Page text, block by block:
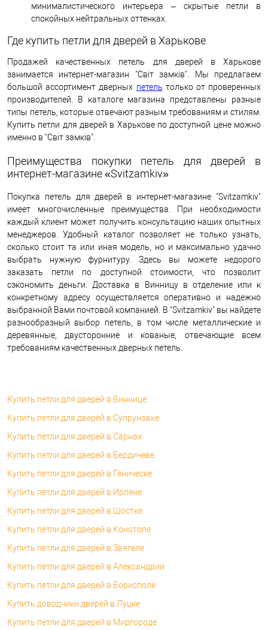
минималистического интерьера – скрытые петли в
спокойных нейтральных оттенках.
Где купить петли для дверей в Харькове
Продажей качественных петель для дверей в Харькове
занимается интернет-магазин "Світ замків". Мы предлагаем
большой ассортимент дверных петель только от проверенных
производителей. В каталоге магазина представлены разные
типы петель, которые отвечают разным требованиям и стилям.
Купить петли для дверей в Харькове по доступной цене можно
именно в "Світ замків".
Преимущества покупки петель для дверей в
интернет-магазине «Svitzamkiv»
Покупка петель для дверей в интернет-магазине "Svitzamkiv"
имеет многочисленные преимущества. При необходимости
каждый клиент может получить консультацию наших опытных
менеджеров. Удобный каталог позволяет не только узнать,
сколько стоит та или иная модель, но и максимально удачно
выбрать нужную фурнитуру. Здесь вы можете недорого
заказать петли по доступной стоимости, что позволит
сэкономить деньги. Доставка в Винницу в отделение или к
конкретному адресу осуществляется оперативно и надежно
выбранной Вами почтовой компанией. В "Svitzamkiv" вы найдете
разнообразный выбор петель, в том числе металлические и
деревянные, двусторонние и кованые, отвечающие всем
требованиям качественных дверных петель.
Купить петли для дверей в Виннице
Купить петли для дверей в Супруновке
Купить петли для дверей в Сарнах
Купить петли для дверей в Бердичеве
Купить петли для дверей в Геническе
Купить петли для дверей в Ирпене
Купить петли для дверей в Шостке
Купить петли для дверей в Конотопе
Купить петли для дверей в Звягеле
Купить петли для дверей в Александрии
Купить петли для дверей в Борисполе
Купить доводчики дверей в Луцке
Купить петли для дверей в Миргороде